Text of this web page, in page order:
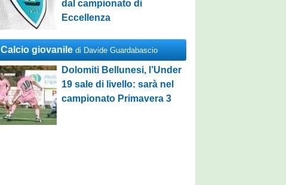
dal campionato di
Eccellenza
Calcio giovanile di Davide Guardabascio
Dolomiti Bellunesi, l’Under
19 sale di livello: sarà nel
campionato Primavera 3